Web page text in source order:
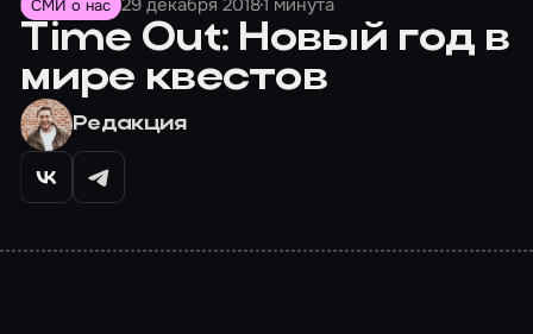
СМИ о нас
Time Out: Новый год в
мире квестов
Редакция